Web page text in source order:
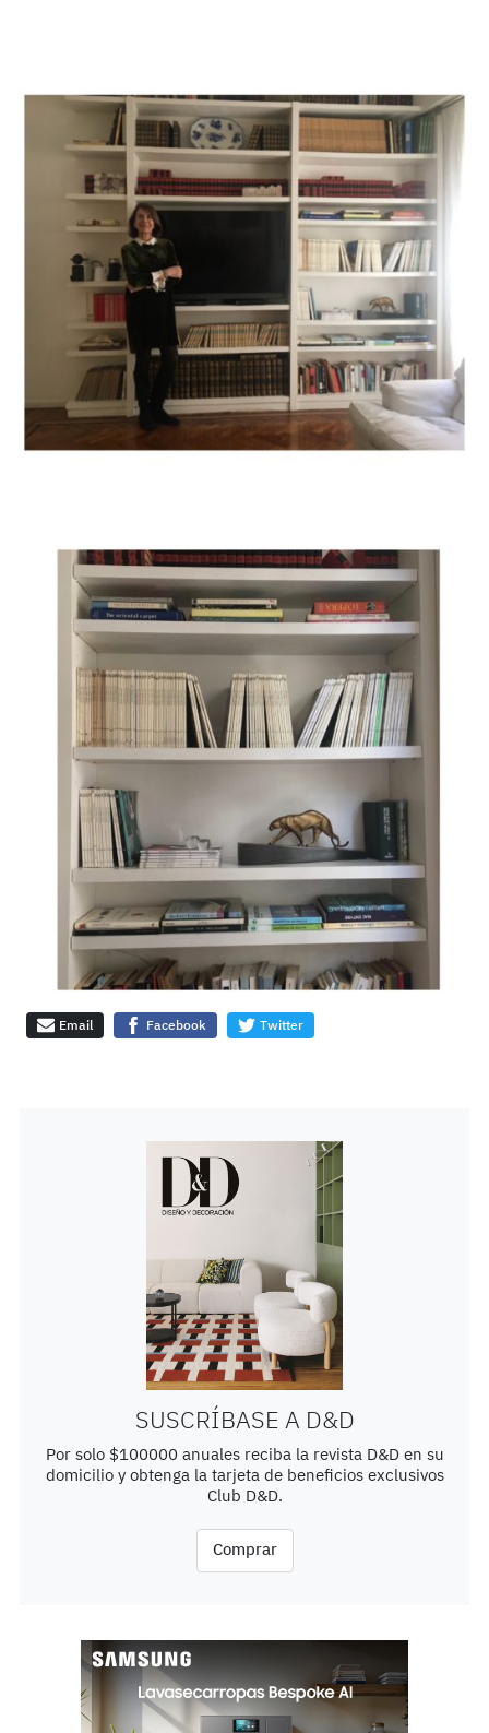
Email Facebook Twitter
SUSCRÍBASE A D&D
Por solo $100000 anuales reciba la revista D&D en su
domicilio y obtenga la tarjeta de beneficios exclusivos
Club D&D.
Comprar